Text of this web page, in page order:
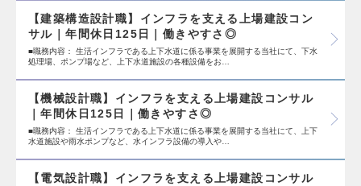
【建築構造設計職】インフラを支える上場建設コン
サル｜年間休日125日｜働きやすさ◎
■職務内容： 生活インフラである上下水道に係る事業を展開する当社にて、下水
処理場、ポンプ場など、上下水道施設の各種設備をお…
【機械設計職】インフラを支える上場建設コンサル
｜年間休日125日｜働きやすさ◎
■職務内容： 生活インフラである上下水道に係る事業を展開する当社にて、上下
水道施設や雨水ポンプなど、水インフラ設備の導入や…
【電気設計職】インフラを支える上場建設コンサル